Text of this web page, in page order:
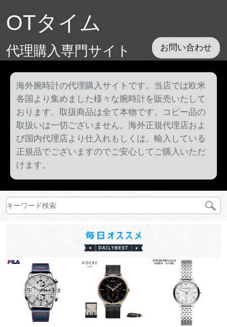
OTタイム
代理購入専門サイト お問い合わせ
海外腕時計の代理購入サイトです。当店では欧米
各国より集めました様々な腕時計を販売いたして
おります。取扱商品は全て本物です。コピー品の
取扱いは一切ございません。海外正規代理店およ
び国内代理店より仕入れもしくは、輸入している
正規品でございますのでご安心してご購入いただ
けます。